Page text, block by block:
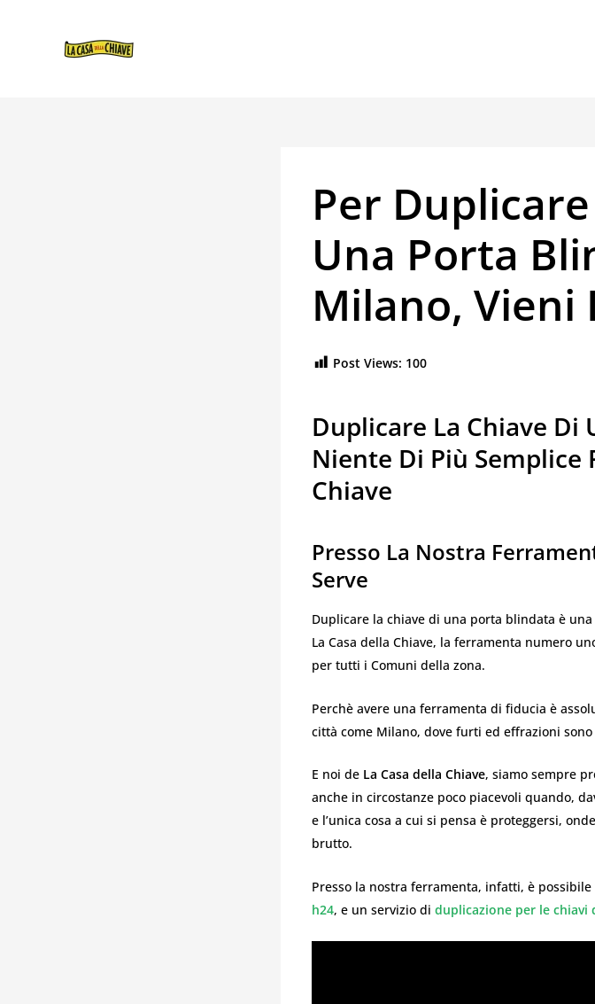
CONTENUTO
Per
Una Porta
Milano, Vieni
Post Views: 100
Duplicare La Chiave Di
Niente Di Più Semplice
Chiave
Presso La Nostra
Serve
Duplicare la chiave di una porta blindata è
La Casa della Chiave, la ferramenta numero
per tutti i Comuni della zona.
Perchè avere una ferramenta di fiducia è
città come Milano, dove furti ed effrazioni
E noi de La Casa della Chiave, siamo sempre
anche in circostanze poco piacevoli quando,
e l’unica cosa a cui si pensa è proteggersi,
brutto.
Presso la nostra ferramenta, infatti, è
h24, e un servizio di duplicazione per le chiavi